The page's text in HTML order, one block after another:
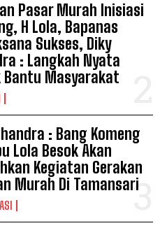
Pasar Murah Inisiasi
H Lola, Bapanas
Sukses, Diky
: Langkah Nyata
Bantu Masyarakat
: Bang Komeng
Lola Besok Akan
Kegiatan Gerakan
Murah Di Tamansari